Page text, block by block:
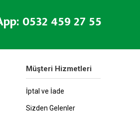
0532 459 27 55
Müşteri Hizmetleri
İptal ve İade
Sizden Gelenler